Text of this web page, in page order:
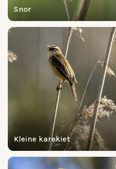
Snor
Kleine karekiet